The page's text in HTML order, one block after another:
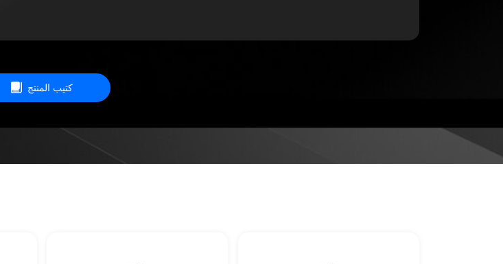
كتيب المنتج